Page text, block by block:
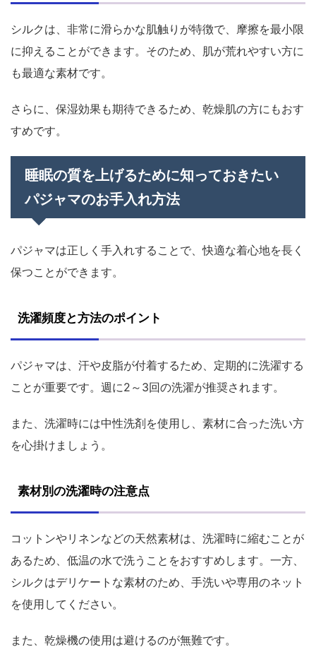
シルクは、非常に滑らかな肌触りが特徴で、摩擦を最小限
に抑えることができます。そのため、肌が荒れやすい方に
も最適な素材です。
さらに、保湿効果も期待できるため、乾燥肌の方にもおす
すめです。
睡眠の質を上げるために知っておきたい
パジャマのお手入れ方法
パジャマは正しく手入れすることで、快適な着心地を長く
保つことができます。
洗濯頻度と方法のポイント
パジャマは、汗や皮脂が付着するため、定期的に洗濯する
ことが重要です。週に2～3回の洗濯が推奨されます。
また、洗濯時には中性洗剤を使用し、素材に合った洗い方
を心掛けましょう。
素材別の洗濯時の注意点
コットンやリネンなどの天然素材は、洗濯時に縮むことが
あるため、低温の水で洗うことをおすすめします。一方、
シルクはデリケートな素材のため、手洗いや専用のネット
を使用してください。
また、乾燥機の使用は避けるのが無難です。